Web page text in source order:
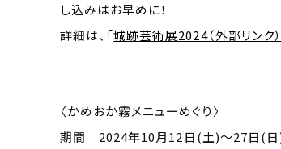
し込みはお早めに！
詳細は、「城跡芸術展2024（外部リンク）
〈かめおか霧メニューめぐり〉
期間｜2024年10月12日(土)～27日(日